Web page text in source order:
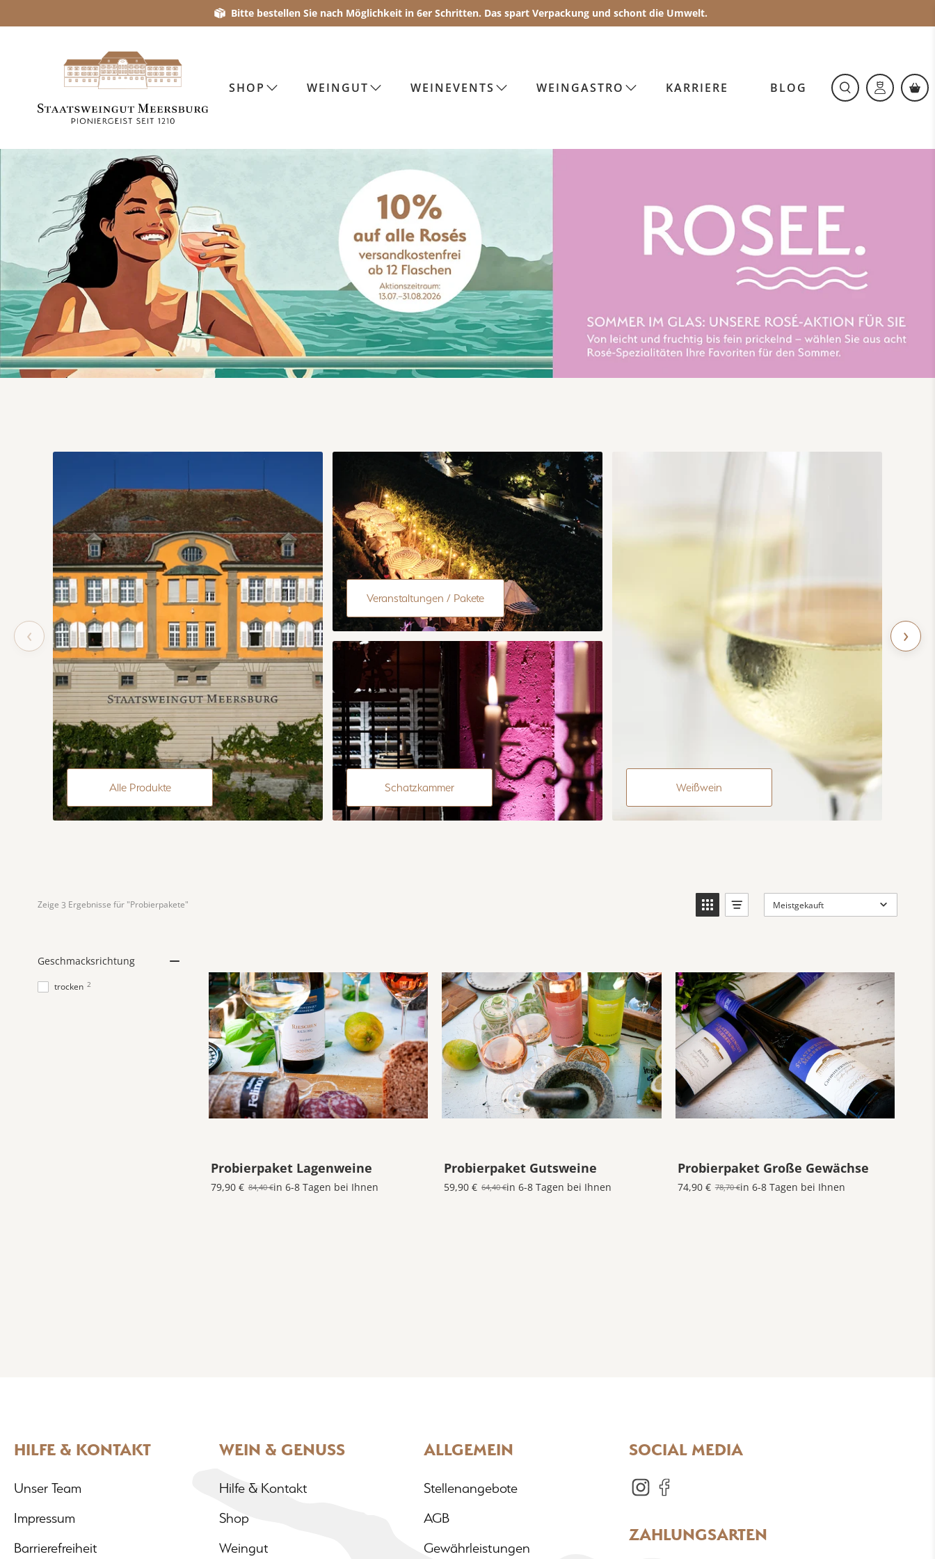
Bitte bestellen Sie nach Möglichkeit in 6er Schritten. Das spart Verpackung und schont die Umwelt.
SHOP WEINGUT WEINEVENTS WEINGASTRO KARRIERE BLOG
‹
Alle Produkte
Veranstaltungen / Pakete
Schatzkammer Weißwein
›
Zeige 3 Ergebnisse für "Probierpakete" Meistgekauft
Geschmacksrichtung
trocken 2
Probierpaket Lagenweine
79,90 €
Old
84,40 €in 6-8 Tagen bei Ihnen
Probierpaket Gutsweine
59,90 €
Old
64,40 €in 6-8 Tagen bei Ihnen
Probierpaket Große Gewächse
74,90 €
Old
78,70 €in 6-8 Tagen bei Ihnen
HILFE & KONTAKT
Unser Team
Impressum
Barrierefreiheit
WEIN & GENUSS
Hilfe & Kontakt
Shop
Weingut
ALLGEMEIN
Stellenangebote
AGB
Gewährleistungen
SOCIAL MEDIA
ZAHLUNGSARTEN